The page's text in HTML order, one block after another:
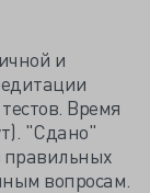
и
Время
"Сдано"
правильных
вопросам.